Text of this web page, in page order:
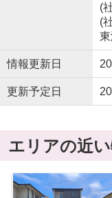
(
(
情報更新日
更新予定日
エリアの近